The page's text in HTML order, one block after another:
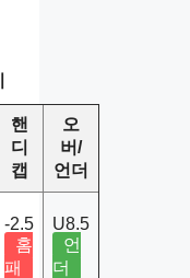
핸
디
캡
오
버/
언더
-2.5
홈
패
U8.5
언
더